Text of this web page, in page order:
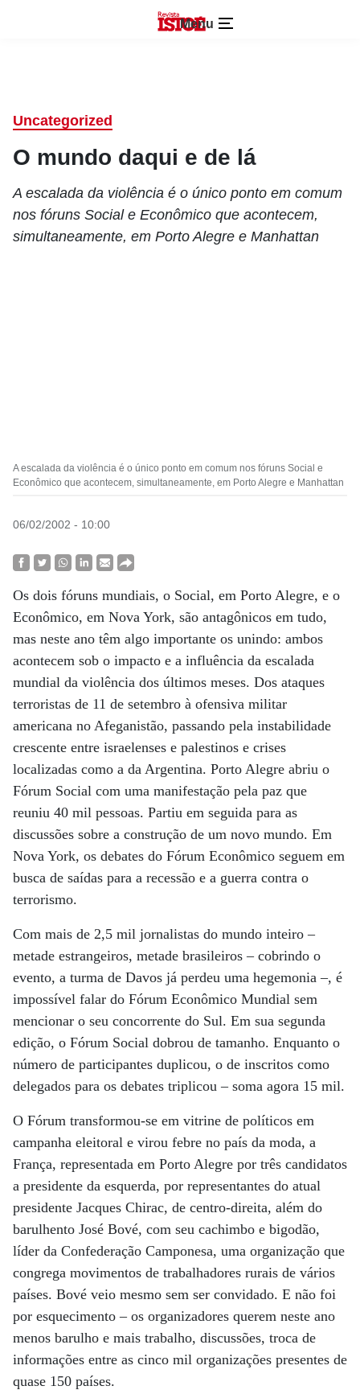
Menu
Uncategorized
O mundo daqui e de lá
A escalada da violência é o único ponto em comum
nos fóruns Social e Econômico que acontecem,
simultaneamente, em Porto Alegre e Manhattan
A escalada da violência é o único ponto em comum nos fóruns Social e
Econômico que acontecem, simultaneamente, em Porto Alegre e Manhattan
06/02/2002 - 10:00
Os dois fóruns mundiais, o Social, em Porto Alegre, e o
Econômico, em Nova York, são antagônicos em tudo,
mas neste ano têm algo importante os unindo: ambos
acontecem sob o impacto e a influência da escalada
mundial da violência dos últimos meses. Dos ataques
terroristas de 11 de setembro à ofensiva militar
americana no Afeganistão, passando pela instabilidade
crescente entre israelenses e palestinos e crises
localizadas como a da Argentina. Porto Alegre abriu o
Fórum Social com uma manifestação pela paz que
reuniu 40 mil pessoas. Partiu em seguida para as
discussões sobre a construção de um novo mundo. Em
Nova York, os debates do Fórum Econômico seguem em
busca de saídas para a recessão e a guerra contra o
terrorismo.
Com mais de 2,5 mil jornalistas do mundo inteiro –
metade estrangeiros, metade brasileiros – cobrindo o
evento, a turma de Davos já perdeu uma hegemonia –, é
impossível falar do Fórum Econômico Mundial sem
mencionar o seu concorrente do Sul. Em sua segunda
edição, o Fórum Social dobrou de tamanho. Enquanto o
número de participantes duplicou, o de inscritos como
delegados para os debates triplicou – soma agora 15 mil.
O Fórum transformou-se em vitrine de políticos em
campanha eleitoral e virou febre no país da moda, a
França, representada em Porto Alegre por três candidatos
a presidente da esquerda, por representantes do atual
presidente Jacques Chirac, de centro-direita, além do
barulhento José Bové, com seu cachimbo e bigodão,
líder da Confederação Camponesa, uma organização que
congrega movimentos de trabalhadores rurais de vários
países. Bové veio mesmo sem ser convidado. E não foi
por esquecimento – os organizadores querem neste ano
menos barulho e mais trabalho, discussões, troca de
informações entre as cinco mil organizações presentes de
quase 150 países.